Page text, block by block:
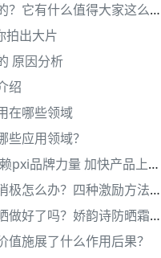
有什么值得大家这么喜爱？
拍出大片
原因分析
绍
在哪些领域
些应用领域？
品牌力量 加快产品上升速度
么办？四种激励方法提升主动性
？娇韵诗防晒霜为你的夏日保驾护航
值施展了什么作用后果？